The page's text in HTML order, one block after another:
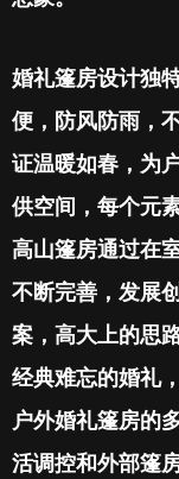
婚礼篷房设计独
便，防风防雨，
证温暖如春，为
供空间，每个元
高山篷房通过在
不断完善，发展
案，高大上的思
经典难忘的婚礼
户外婚礼篷房的
活调控和外部篷